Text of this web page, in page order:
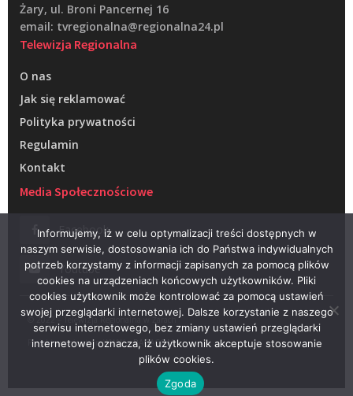
Żary, ul. Broni Pancernej 16
email: tvregionalna@regionalna24.pl
Telewizja Regionalna
O nas
Jak się reklamować
Polityka prywatności
Regulamin
Kontakt
Media Społecznościowe
Facebook
Youtube
© 2022 – Telewizja Regionalna w Żarach
Projektowanie stron WWW –RAGACOM
Informujemy, iż w celu optymalizacji treści dostępnych w
naszym serwisie, dostosowania ich do Państwa indywidualnych
potrzeb korzystamy z informacji zapisanych za pomocą plików
cookies na urządzeniach końcowych użytkowników. Pliki
cookies użytkownik może kontrolować za pomocą ustawień
swojej przeglądarki internetowej. Dalsze korzystanie z naszego
serwisu internetowego, bez zmiany ustawień przeglądarki
internetowej oznacza, iż użytkownik akceptuje stosowanie
plików cookies.
Zgoda